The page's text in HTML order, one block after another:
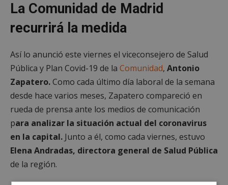
La Comunidad de Madrid
recurrirá la medida
Así lo anunció este viernes el viceconsejero de Salud
Pública y Plan Covid-19 de la Comunidad, Antonio
Zapatero.Como cada último día laboral de la semana
desde hace varios meses, Zapatero compareció en
rueda de prensa ante los medios de comunicación
para analizar la situación actual del coronavirus
en la capital. Junto a él, como cada viernes, estuvo
Elena Andradas, directora general de Salud Pública
de la región.